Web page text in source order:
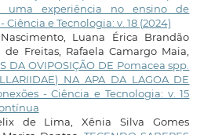
uma experiência no ensino de
Ciência e Tecnologia: v. 18 (2024)
Luana Érica Brandão
Freitas, Rafaela Camargo Maia,
DA OVIPOSIÇÃO DE Pomacea spp.
NA APA DA LAGOA DE
- Ciência e Tecnologia: v. 15
de Lima, Xênia Silva Gomes